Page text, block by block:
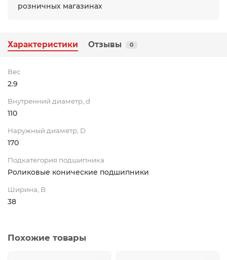
розничных магазинах
Характеристики Отзывы 0
Вес
2.9
Внутренний диаметр, d
110
Наружный диаметр, D
170
Подкатегория подшипника
Роликовые конические подшипники
Ширина, B
38
Похожие товары